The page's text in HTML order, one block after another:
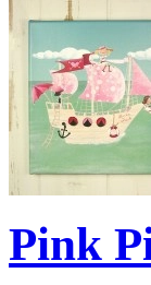
Pink